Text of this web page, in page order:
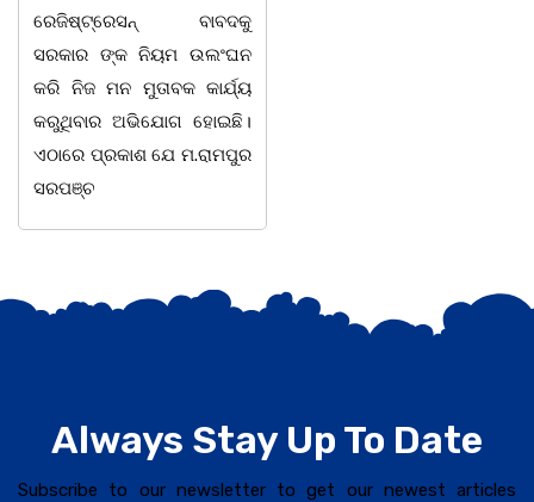
ବାବଦକୁ
ଙ୍କ ନିୟମ ଉଲଂଘନ
ମନ ମୁତାବକ କାର୍ଯ୍ୟ
ଅଭିଯୋଗ ହୋଇଛି।
ପ୍ରକାଶ ଯେ ମ.ରାମପୁର
ବନ କର୍ମଚାରୀ ମାନେ ଗରଗାବ
ସେକ୍ସନ ଅଧୀନ କାନ୍ଦୁଲଝର
Always Stay Up To Date
Subscribe to our newsletter to get our newest articles